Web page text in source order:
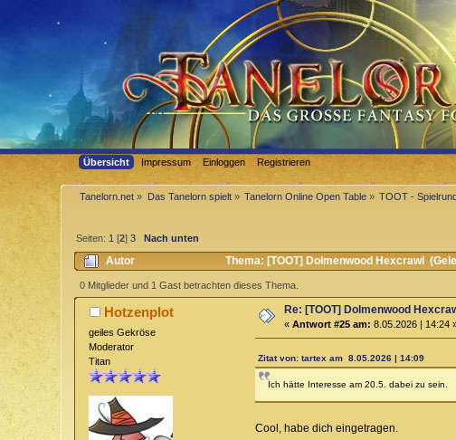
Übersicht Impressum Einloggen Registrieren
Tanelorn.net » Das Tanelorn spielt» Tanelorn Online Open Table » TOOT -
Seiten: 1 [2]3 Nach unten
Autor Thema: [TOOT] Dolmenwood Hexcrawl
0 Mitglieder und 1 Gast betrachten dieses Thema.
Hotzenplot
geiles Gekröse
Moderator
Titan
Re: [TOOT] Dolmenwood
«Antwort #25 am: 8.05.2026 | 14:24
Zitat von: tartex am 8.05.2026 | 14:09
Ich hätte Interesse am 20.5. dabei zu sein.
Cool, habe dich eingetragen.